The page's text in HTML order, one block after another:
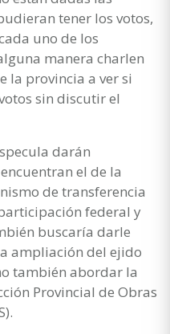
tener los votos,
uno de los
manera charlen
la provincia a ver si
sin discutir el
darán
el de la
de transferencia
federal y
buscaría darle
ampliación del ejido
también abordar la
Provincial de Obras